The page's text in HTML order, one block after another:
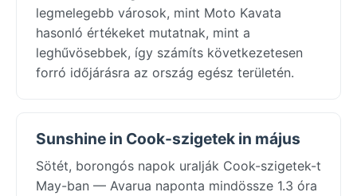
legmelegebb városok, mint Moto Kavata
hasonló értékeket mutatnak, mint a
leghűvösebbek, így számíts következetesen
forró időjárásra az ország egész területén.
Sunshine in Cook-szigetek in május
Sötét, borongós napok uralják Cook-szigetek-t
May-ban — Avarua naponta mindössze 1.3 óra